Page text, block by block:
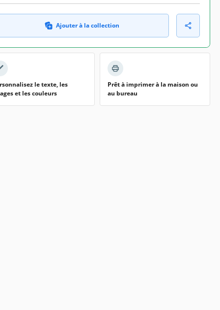
Ajouter à la collection
le texte, les
et les couleurs
Prêt à imprimer à la maison ou
au bureau